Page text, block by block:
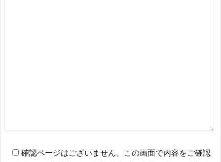
確認ページはございません。この画面で内容をご確認